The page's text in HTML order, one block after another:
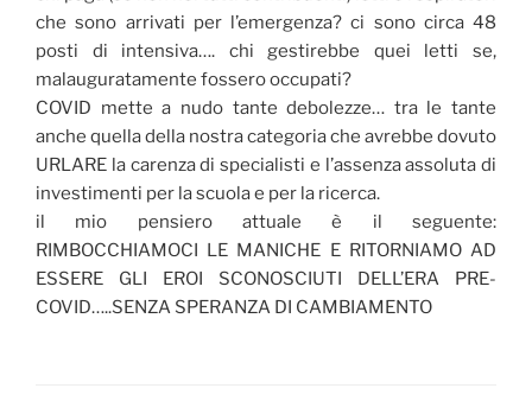
che sono arrivati per l’emergenza? ci sono circa 48
posti di intensiva…. chi gestirebbe quei letti se,
malauguratamente fossero occupati?
COVID mette a nudo tante debolezze… tra le tante
anche quella della nostra categoria che avrebbe dovuto
URLARE la carenza di specialisti e l’assenza assoluta di
investimenti per la scuola e per la ricerca.
il mio pensiero attuale è il seguente:
RIMBOCCHIAMOCI LE MANICHE E RITORNIAMO AD
ESSERE GLI EROI SCONOSCIUTI DELL’ERA PRE-
COVID…..SENZA SPERANZA DI CAMBIAMENTO